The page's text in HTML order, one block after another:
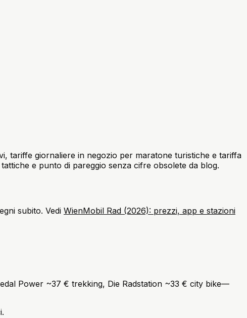
tariffe giornaliere in negozio per maratone turistiche e tariffa
e punto di pareggio senza cifre obsolete da blog.
subito. Vedi WienMobil Rad (2026): prezzi, app e stazioni
Power ~37 € trekking, Die Radstation ~33 € city bike—